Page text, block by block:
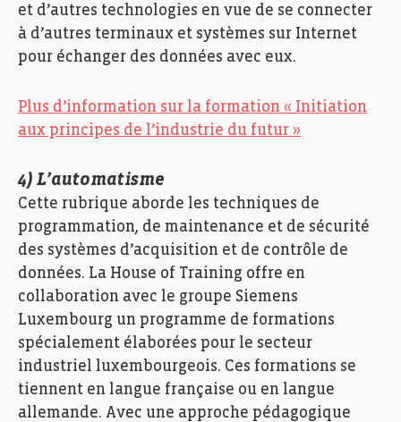
et d’autres technologies en vue de se connecter
à d’autres terminaux et systèmes sur Internet
pour échanger des données avec eux.
Plus d’information sur la formation « Initiation
aux principes de l’industrie du futur »
4) L’automatisme
Cette rubrique aborde les techniques de
programmation, de maintenance et de sécurité
des systèmes d’acquisition et de contrôle de
données. La House of Training offre en
collaboration avec le groupe Siemens
Luxembourg un programme de formations
spécialement élaborées pour le secteur
industriel luxembourgeois. Ces formations se
tiennent en langue française ou en langue
allemande. Avec une approche pédagogique